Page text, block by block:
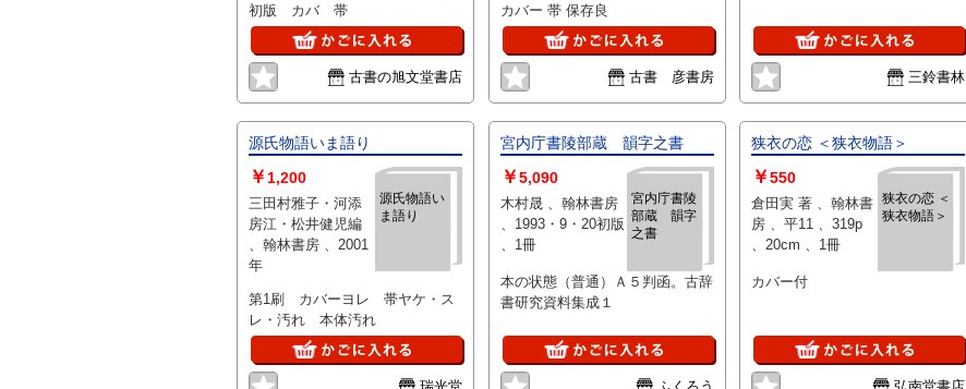
初版 カバ 帯
古書の旭文堂書店
カバー 帯 保存良
古書 彦書房 三鈴書林
源氏物語いま語り
源氏物語い
ま語り
￥1,200
三田村雅子・河添
房江・松井健児編
、翰林書房 、2001
年
第1刷 カバーヨレ 帯ヤケ・ス
レ・汚れ 本体汚れ
宮内庁書陵部蔵 韻字之書
宮内庁書陵
部蔵 韻字
之書
￥5,090
木村晟 、翰林書房
、1993・9・20初版
、1冊
本の状態（普通）Ａ５判函。古辞
書研究資料集成１
狭衣の恋 ＜狭衣物語＞
狭衣の恋 ＜
狭衣物語＞
￥550
倉田実 著 、翰林書
房 、平11 、319p
、20cm 、1冊
カバー付